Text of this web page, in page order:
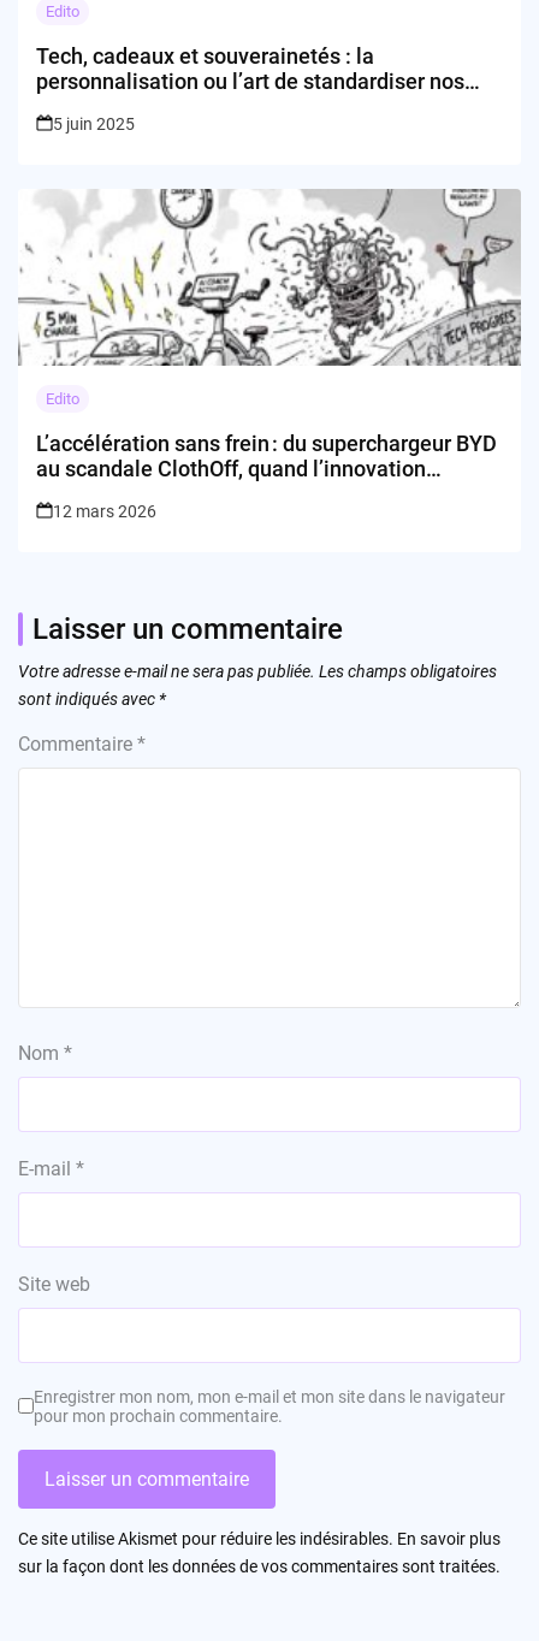
Edito
Tech, cadeaux et souverainetés : la
personnalisation ou l’art de standardiser nos
5 juin 2025
Edito
L’accélération sans frein : du superchargeur BYD
au scandale ClothOff, quand l’innovation
12 mars 2026
Laisser un commentaire
Votre adresse e-mail ne sera pas publiée. Les champs obligatoires
sont indiqués avec *
Commentaire *
Nom *
E-mail *
Site web
Enregistrer mon nom, mon e-mail et mon site dans le navigateur
pour mon prochain commentaire.
Ce site utilise Akismet pour réduire les indésirables. En savoir plus
sur la façon dont les données de vos commentaires sont traitées.